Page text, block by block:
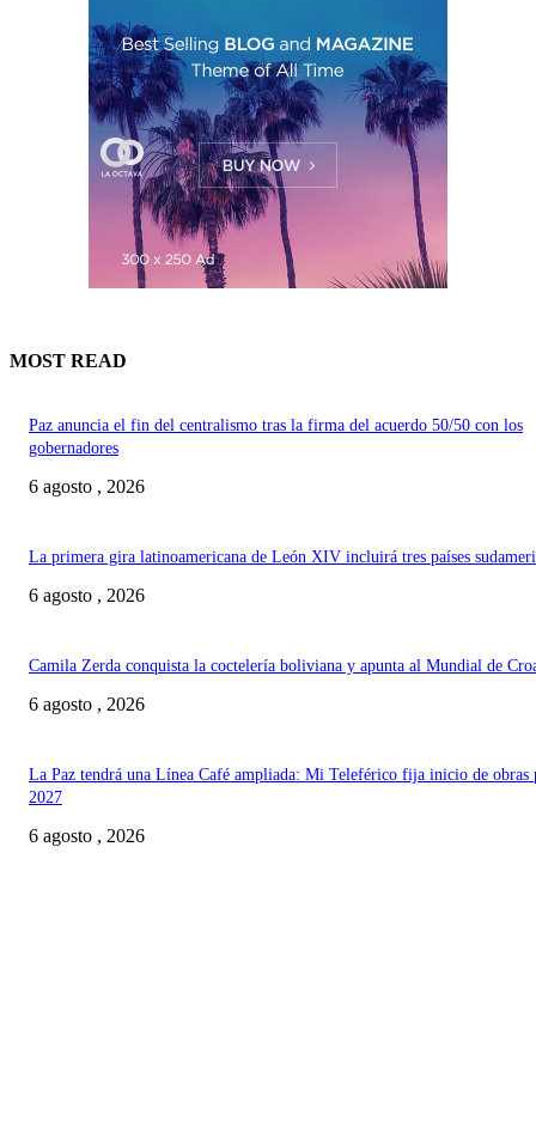
MOST READ
Paz anuncia el fin del centralismo tras la firma del acuerdo 50/50 con los
gobernadores
6 agosto , 2026
La primera gira latinoamericana de León XIV incluirá tres países
6 agosto , 2026
Camila Zerda conquista la coctelería boliviana y apunta al Mundial de
6 agosto , 2026
La Paz tendrá una Línea Café ampliada: Mi Teleférico fija inicio de obras
2027
6 agosto , 2026